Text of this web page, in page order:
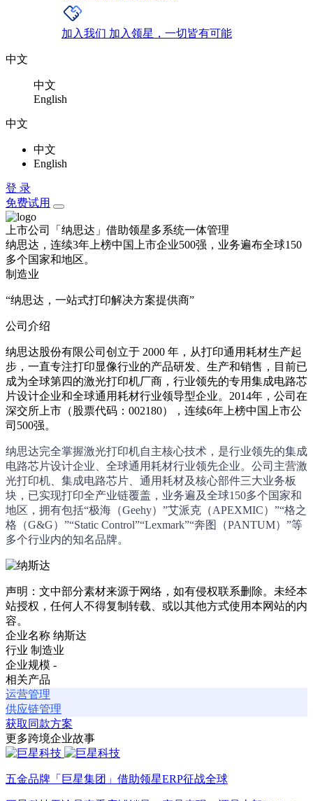
加入我们 加入领星，一切皆有可能
中文
中文
English
中文
中文
English
登 录
免费试用
上市公司「纳思达」借助领星多系统一体管理
纳思达，连续3年上榜中国上市企业500强，业务遍布全球150
多个国家和地区。
制造业
“纳思达，一站式打印解决方案提供商”
公司介绍
纳思达股份有限公司创立于 2000 年，从打印通用耗材生产起
步，一直专注打印显像行业的产品研发、生产和销售，目前已
成为全球第四的激光打印机厂商，行业领先的专用集成电路芯
片设计企业和全球通用耗材行业领导型企业。2014年，公司在
深交所上市（股票代码：002180），连续6年上榜中国上市公
司500强。
纳思达完全掌握激光打印机自主核心技术，是行业领先的集成
电路芯片设计企业、全球通用耗材行业领先企业。公司主营激
光打印机、集成电路芯片、通用耗材及核心部件三大业务板
块，已实现打印全产业链覆盖，业务遍及全球150多个国家和
地区，拥有包括“极海（Geehy）”艾派克（APEXMIC）”“格之
格（G&G）”“Static Control”“Lexmark”“奔图（PANTUM）”等
多个行业内的知名品牌。
声明：文中部分素材来源于网络，如有侵权联系删除。未经本
站授权，任何人不得复制转载、或以其他方式使用本网站的内
容。
企业名称 纳斯达
行业 制造业
企业规模 -
相关产品
运营管理
供应链管理
获取同款方案
更多跨境企业故事
五金品牌「巨星集团」借助领星ERP征战全球